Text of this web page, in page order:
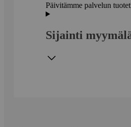
Päivitämme palvelun
Sijainti